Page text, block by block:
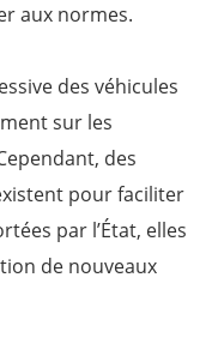
aux normes.
des véhicules
sur les
des
pour faciliter
par l’État, elles
de nouveaux